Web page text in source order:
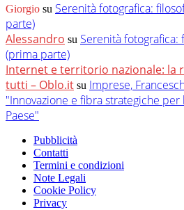
Giorgio su Serenità fotografica:
parte)
Alessandro su Serenità fotografica:
(prima parte)
Internet e territorio nazionale: la
tutti – Oblo.it su Imprese,
"Innovazione e fibra strategiche
Paese"
Pubblicità
Contatti
Termini e condizioni
Note Legali
Cookie Policy
Privacy